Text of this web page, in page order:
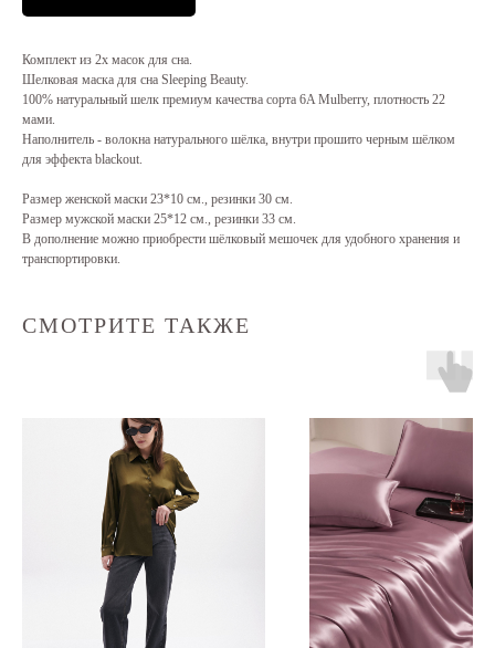
Комплект из 2х масок для сна.
Шелковая маска для сна Sleeping Beauty.
100% натуральный шелк премиум качества сорта 6A Mulberry, плотность 22
мами.
Наполнитель - волокна натурального шёлка, внутри прошито черным шёлком
для эффекта blackout.
Размер женской маски 23*10 см., резинки 30 см.
Размер мужской маски 25*12 см., резинки 33 см.
В дополнение можно приобрести шёлковый мешочек для удобного хранения и
транспортировки.
СМОТРИТЕ ТАКЖЕ